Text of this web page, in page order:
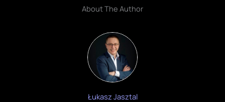
About The Author
Łukasz Jasztal